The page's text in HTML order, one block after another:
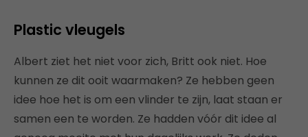
Plastic vleugels
Albert ziet het niet voor zich, Britt ook niet. Hoe
kunnen ze dit ooit waarmaken? Ze hebben geen
idee hoe het is om een vlinder te zijn, laat staan er
samen een te worden. Ze hadden vóór dit idee al